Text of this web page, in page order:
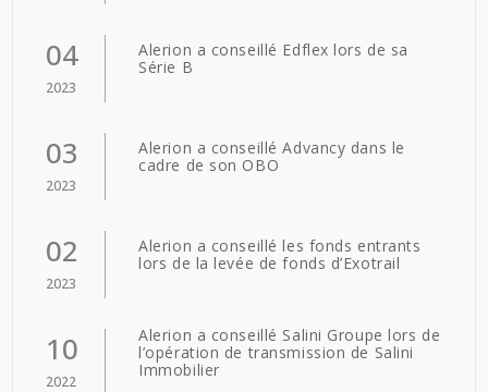
04
2023
Alerion a conseillé Edflex lors de sa
Série B
03
2023
Alerion a conseillé Advancy dans le
cadre de son OBO
02
2023
Alerion a conseillé les fonds entrants
lors de la levée de fonds d’Exotrail
10
2022
Alerion a conseillé Salini Groupe lors de
l’opération de transmission de Salini
Immobilier